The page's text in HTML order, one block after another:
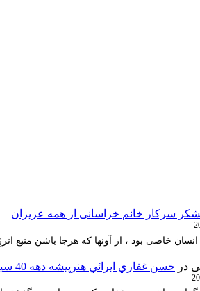
سرکار خانم خراسانی از همه عزیزان
خاصی بود ، از آونها که هرجا باشن منبع
در حسن غفاري ايرائي هنرپيشه دهه 40 سينماي ايران